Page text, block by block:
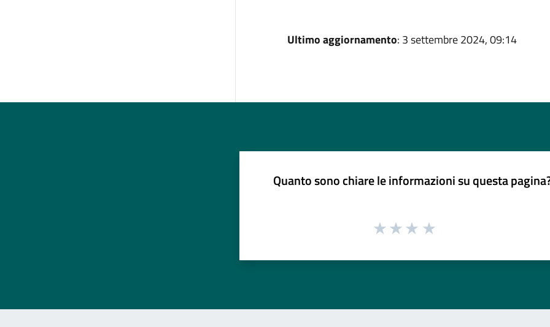
Ultimo aggiornamento: 3 settembre 2024, 09:14
Quanto sono chiare le informazioni su questa